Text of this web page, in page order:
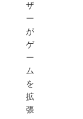
ザ
ー
が
ゲ
ー
ム
を
拡
張